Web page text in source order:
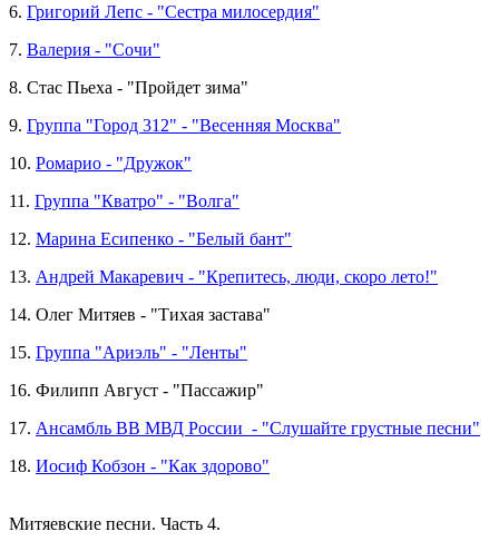
6. Григорий Лепс - "Сестра милосердия"
7. Валерия - "Сочи"
8. Стас Пьеха - "Пройдет зима"
9. Группа "Город 312" - "Весенняя Москва"
10. Ромарио - "Дружок"
11. Группа "Кватро" - "Волга"
12. Марина Есипенко - "Белый бант"
13. Андрей Макаревич - "Крепитесь, люди, скоро лето!"
14. Олег Митяев - "Тихая застава"
15. Группа "Ариэль" - "Ленты"
16. Филипп Август - "Пассажир"
17. Ансамбль ВВ МВД России - "Слушайте грустные песни"
18. Иосиф Кобзон - "Как здорово"
Митяевские песни. Часть 4.